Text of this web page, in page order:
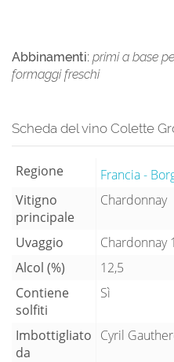
Abbinamenti: primi a base
formaggi freschi
Scheda del vino Colette
Regione
Francia -
Vitigno
principale
Chardonnay
Uvaggio
Chardonnay
Alcol (%)
12,5
Contiene
solfiti
Sì
Imbottigliato
da
Cyril